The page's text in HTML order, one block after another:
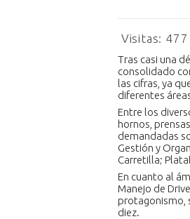
Visitas: 477
Tras casi una
consolidado
las cifras, ya
diferentes
Entre los
hornos,
demandadas
Gestión y
Carretilla;
En cuanto al
Manejo de
protagonismo,
diez.